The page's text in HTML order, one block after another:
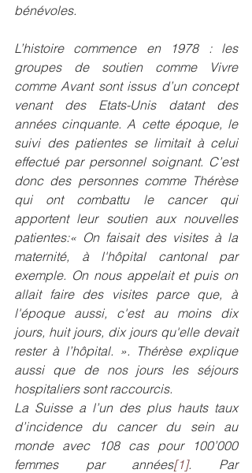
bénévoles.
L’histoire commence en 1978 : les
groupes de soutien comme
Vivre
comme Avant sont issus d’un concept
venant des Etats-Unis datant des
années cinquante. A cette époque, le
suivi des patientes se limitait à celui
effectué par personnel soignant. C’est
donc des personnes comme Thérèse
qui ont combattu le cancer qui
apportent leur soutien aux nouvelles
patientes:« On faisait des visites à la
maternité, à l'hôpital cantonal par
exemple. On nous appelait et puis on
allait faire des visites parce que, à
l'époque aussi, c'est au moins dix
jours, huit jours, dix jours qu'elle devait
rester à l’hôpital. ». Thérèse explique
aussi que de nos jours les séjours
hospitaliers sont raccourcis.
La Suisse a l’un des plus hauts taux
d’incidence du cancer du sein au
monde avec 108 cas pour 100’000
femmes par années[1]. Par